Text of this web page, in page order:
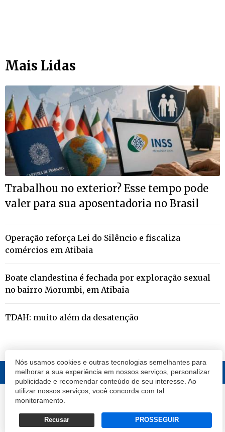
Nós usamos cookies e outras tecnologias semelhantes para
melhorar a sua experiência em nossos serviços, personalizar
publicidade e recomendar conteúdo de seu interesse. Ao
utilizar nossos serviços, você concorda com tal
monitoramento.
Recusar PROSSEGUIR
Mais Lidas
Trabalhou no exterior? Esse tempo pode
valer para sua aposentadoria no Brasil
Operação reforça Lei do Silêncio e fiscaliza
comércios em Atibaia
Boate clandestina é fechada por exploração sexual
no bairro Morumbi, em Atibaia
TDAH: muito além da desatenção
© 2020 Atibaia Hoje.
Termos e Políticas de Uso Privacidade